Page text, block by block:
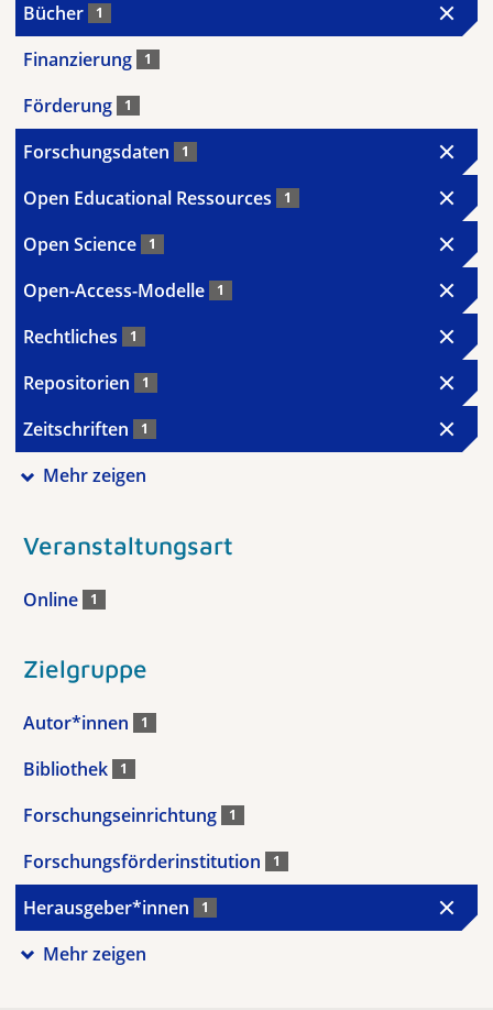
Bücher 1
Finanzierung 1
Förderung 1
Forschungsdaten 1
Open Educational Ressources 1
Open Science 1
Open-Access-Modelle 1
Rechtliches 1
Repositorien 1
Zeitschriften 1
Mehr zeigen
Veranstaltungsart
Online 1
Zielgruppe
Autor*innen 1
Bibliothek 1
Forschungseinrichtung 1
Forschungsförderinstitution 1
Herausgeber*innen 1
Mehr zeigen